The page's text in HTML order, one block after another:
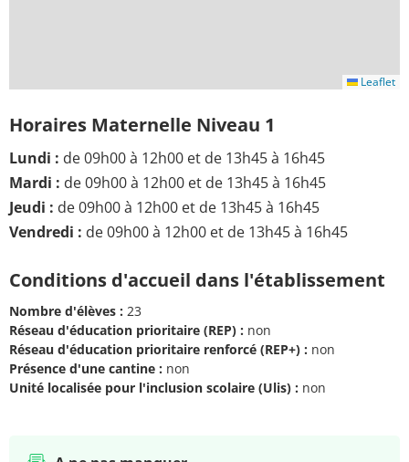
Leaflet
Horaires Maternelle Niveau 1
Lundi : de 09h00 à 12h00 et de 13h45 à 16h45
Mardi : de 09h00 à 12h00 et de 13h45 à 16h45
Jeudi : de 09h00 à 12h00 et de 13h45 à 16h45
Vendredi : de 09h00 à 12h00 et de 13h45 à 16h45
Conditions d'accueil dans l'établissement
Nombre d'élèves : 23
Réseau d'éducation prioritaire (REP) : non
Réseau d'éducation prioritaire renforcé (REP+) : non
Présence d'une cantine : non
Unité localisée pour l'inclusion scolaire (Ulis) : non